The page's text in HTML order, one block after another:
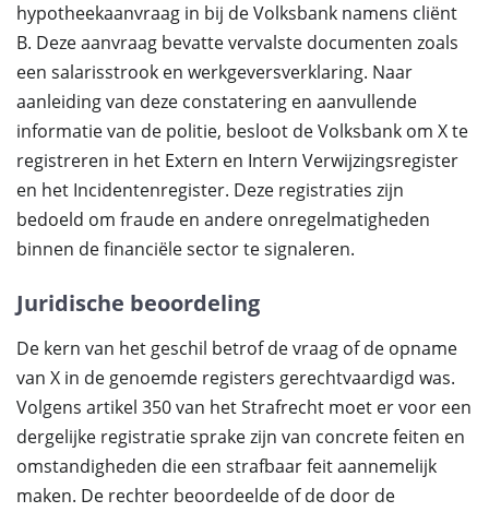
hypotheekaanvraag in bij de Volksbank namens cliënt
B. Deze aanvraag bevatte vervalste documenten zoals
een salarisstrook en werkgeversverklaring. Naar
aanleiding van deze constatering en aanvullende
informatie van de politie, besloot de Volksbank om X te
registreren in het Extern en Intern Verwijzingsregister
en het Incidentenregister. Deze registraties zijn
bedoeld om fraude en andere onregelmatigheden
binnen de financiële sector te signaleren.
Juridische beoordeling
De kern van het geschil betrof de vraag of de opname
van X in de genoemde registers gerechtvaardigd was.
Volgens artikel 350 van het Strafrecht moet er voor een
dergelijke registratie sprake zijn van concrete feiten en
omstandigheden die een strafbaar feit aannemelijk
maken. De rechter beoordeelde of de door de